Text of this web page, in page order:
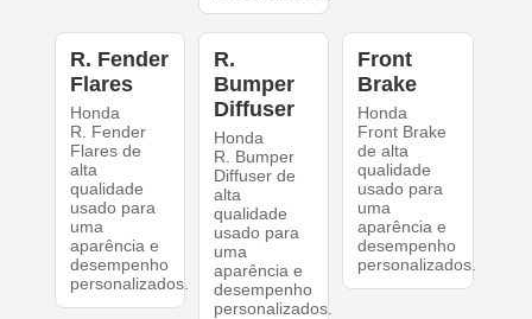
R. Fender
Flares
Honda
R. Fender
Flares de
alta
qualidade
usado para
uma
aparência e
desempenho
personalizados.
R.
Bumper
Diffuser
Honda
R. Bumper
Diffuser de
alta
qualidade
usado para
uma
aparência e
desempenho
personalizados.
Front
Brake
Honda
Front Brake
de alta
qualidade
usado para
uma
aparência e
desempenho
personalizados.